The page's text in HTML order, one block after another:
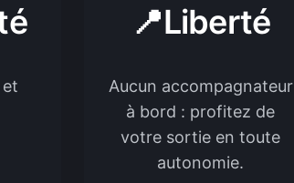
📍Liberté
Aucun accompagnateur
à bord : profitez de
votre sortie en toute
autonomie.